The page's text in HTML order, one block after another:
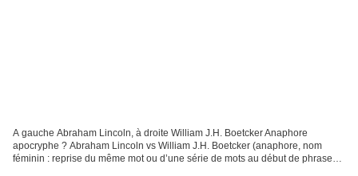
A gauche Abraham Lincoln, à droite William J.H. Boetcker Anaphore
apocryphe ? Abraham Lincoln vs William J.H. Boetcker (anaphore, nom
féminin : reprise du même mot ou d’une série de mots au début de phrases